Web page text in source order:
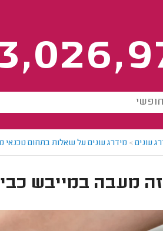
עונים> מידרג עונים על שאלות בתחום טכנאי
מעבה במייבש